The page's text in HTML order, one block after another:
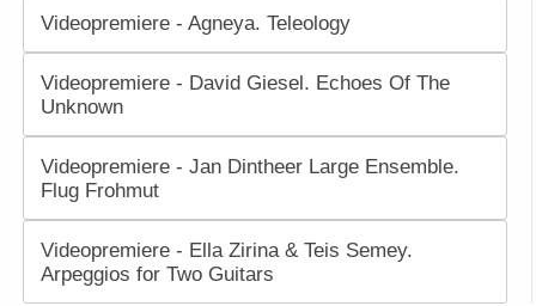
Videopremiere - Agneya. Teleology
Videopremiere - David Giesel. Echoes Of The
Unknown
Videopremiere - Jan Dintheer Large Ensemble.
Flug Frohmut
Videopremiere - Ella Zirina & Teis Semey.
Arpeggios for Two Guitars